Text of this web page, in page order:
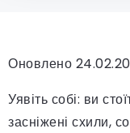
Оновлено
Уявіть собі: ви
засніжені схили,